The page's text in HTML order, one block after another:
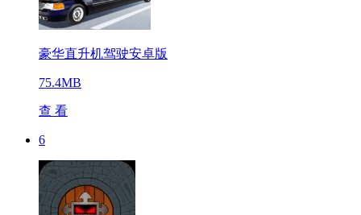
豪华直升机驾驶安卓版
75.4MB
查 看
6